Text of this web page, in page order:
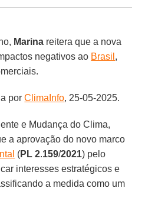
Marina reitera que a nova
negativos ao Brasil ,
porClimaInfo, 25-05-2025.
e Mudança do Clima,
a aprovação do novo marco
(PL 2.159/2021) pelo
interesses estratégicos e
a medida como um